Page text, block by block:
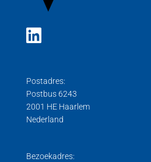
Postadres:
Postbus 6243
2001 HE Haarlem
Nederland
Bezoekadres: